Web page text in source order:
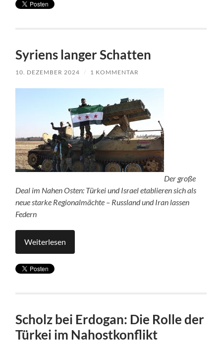
Syriens langer Schatten
10. DEZEMBER 2024 / 1 KOMMENTAR
Der große
Deal im Nahen Osten: Türkei und Israel etablieren sich als
neue starke Regionalmächte – Russland und Iran lassen
Federn
Weiterlesen
Scholz bei Erdogan: Die Rolle der
Türkei im Nahostkonflikt